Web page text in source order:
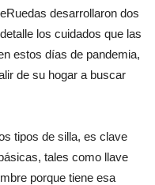
desarrollaron dos
los cuidados que las
estos días de pandemia,
de su hogar a buscar
tipos de silla, es clave
tales como llave
porque tiene esa